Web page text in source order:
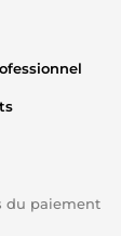
du paiement